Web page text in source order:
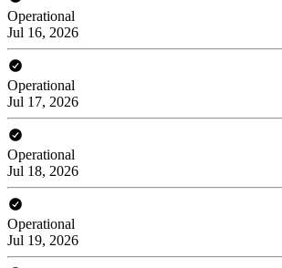
Operational
Jul 16, 2026
Operational
Jul 17, 2026
Operational
Jul 18, 2026
Operational
Jul 19, 2026